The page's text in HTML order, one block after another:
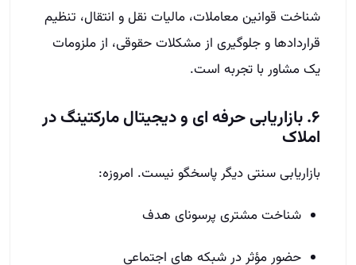
شناخت قوانین معاملات، مالیات نقل‌ و انتقال، تنظیم
قراردادها و جلوگیری از مشکلات حقوقی، از ملزومات
یک مشاور با تجربه است.
۶. بازاریابی حرفه‌ ای و دیجیتال مارکتینگ در
املاک
بازاریابی سنتی دیگر پاسخگو نیست. امروزه:
شناخت مشتری پرسونای هدف
حضور مؤثر در شبکه‌ های اجتماعی